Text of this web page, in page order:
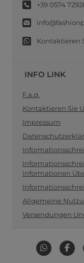
+39 0574
Kontaktieren
INFO LINK
F.a.q.
Kontaktieren Sie
Impressum
Informationen
Allgemeine
Versendungen